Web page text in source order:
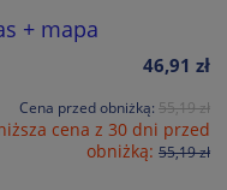
+ mapa
46,91 zł
Cena przed obniżką: 55,19 zł
cena z 30 dni przed
obniżką: 55,19 zł